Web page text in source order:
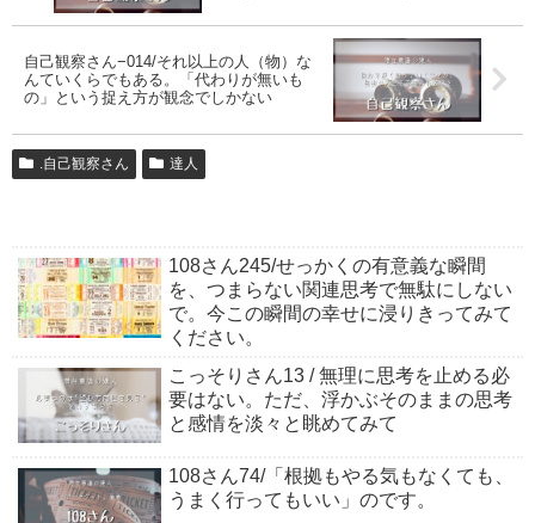
自己観察さん−014/それ以上の人（物）な
んていくらでもある。「代わりが無いも
の」という捉え方が観念でしかない
.自己観察さん 達人
108さん245/せっかくの有意義な瞬間
を、つまらない関連思考で無駄にしない
で。今この瞬間の幸せに浸りきってみて
ください。
こっそりさん13 / 無理に思考を止める必
要はない。ただ、浮かぶそのままの思考
と感情を淡々と眺めてみて
108さん74/「根拠もやる気もなくても、
うまく行ってもいい」のです。